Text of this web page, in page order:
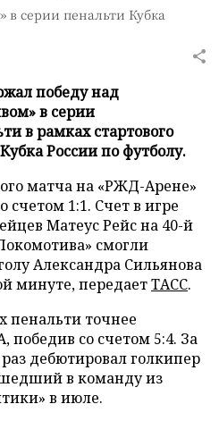
серии пенальти Кубка
победу над
в серии
в рамках стартового
России по футболу.
матча на «РЖД-Арене»
счетом 1:1. Счет в игре
Матеус Рейс на 40-й
смогли
Александра Сильянова
минуте, передаетТАСС.
пенальти точнее
победив со счетом 5:4. За
дебютировал голкипер
в команду из
в июле.